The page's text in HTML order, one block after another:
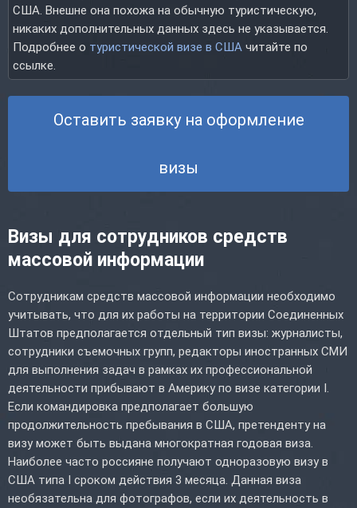
США. Внешне она похожа на обычную туристическую,
никаких до­пол­ни­тель­ных данных здесь не указывается.
Подробнее о туристической визе в США читайте по
ссылке.
Оставить заявку на оформление
визы
Визы для сотрудников средств
массовой информации
Сотрудникам средств массовой информации необходимо
учитывать, что для их работы на территории Соединенных
Штатов предполагается отдельный тип визы: журналисты,
сотрудники съемочных групп, редакторы иностранных СМИ
для выполнения задач в рамках их профессиональной
деятельности прибывают в Америку по визе категории I.
Если командировка предполагает большую
продолжительность пребывания в США, претенденту на
визу может быть выдана многократная годовая виза.
Наиболее часто россияне получают одноразовую визу в
США типа I сроком действия 3 месяца. Данная виза
необязательна для фотографов, если их деятельность в